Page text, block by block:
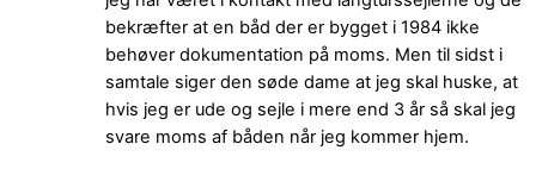
bekræfter at en båd der er bygget i 1984 ikke
behøver dokumentation på moms. Men til sidst i
samtale siger den søde dame at jeg skal huske, at
hvis jeg er ude og sejle i mere end 3 år så skal jeg
svare moms af båden når jeg kommer hjem.